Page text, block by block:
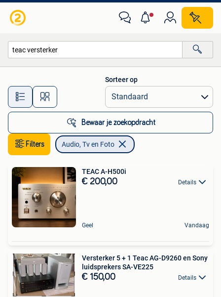
Alle afstanden…
Sorteer op
Bewaar je zoekopdracht
Filters Audio, Tv en Foto
TEAC A-H500i
€ 200,00 Details
Geel Vandaag
Versterker 5 + 1 Teac AG-D9260 en Sony
luidsprekers SA-VE225
€ 150,00 Details